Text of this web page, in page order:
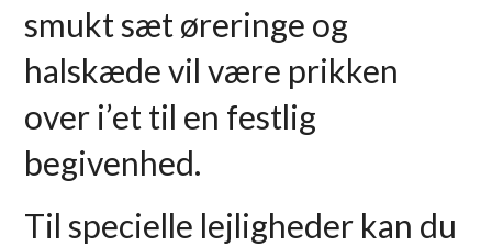
smukt sæt øreringe og
halskæde vil være prikken
over i’et til en festlig
begivenhed.
Til specielle lejligheder kan du